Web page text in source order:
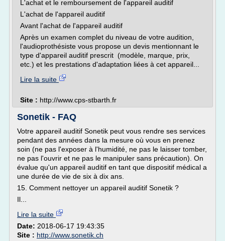
L'achat et le remboursement de l'appareil auditif
L'achat de l'appareil auditif
Avant l'achat de l'appareil auditif
Après un examen complet du niveau de votre audition,
l'audioprothésiste vous propose un devis mentionnant le
type d'appareil auditif prescrit (modèle, marque, prix,
etc.) et les prestations d'adaptation liées à cet appareil...
Lire la suite
Site : http://www.cps-stbarth.fr
Sonetik - FAQ
Votre appareil auditif Sonetik peut vous rendre ses services
pendant des années dans la mesure où vous en prenez
soin (ne pas l'exposer à l'humidité, ne pas le laisser tomber,
ne pas l'ouvrir et ne pas le manipuler sans précaution). On
évalue qu'un appareil auditif en tant que dispositif médical a
une durée de vie de six à dix ans.
15. Comment nettoyer un appareil auditif Sonetik ?
Il...
Lire la suite
Date: 2018-06-17 19:43:35
Site : http://www.sonetik.ch